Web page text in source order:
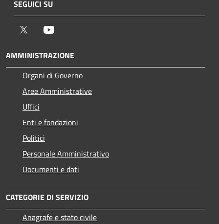
SEGUICI SU
Twitter
AMMINISTRAZIONE
Organi di Governo
Aree Amministrative
Uffici
Enti e fondazioni
Politici
Personale Amministrativo
Documenti e dati
CATEGORIE DI SERVIZIO
Anagrafe e stato civile